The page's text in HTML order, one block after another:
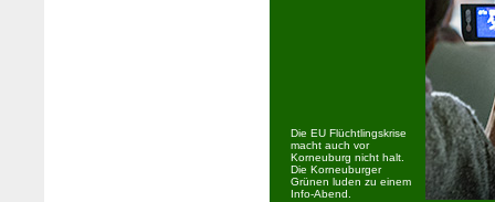
Die EU Flüchtlingskrise
macht auch vor
Korneuburg nicht halt.
Die Korneuburger
Grünen luden zu einem
Info-Abend.